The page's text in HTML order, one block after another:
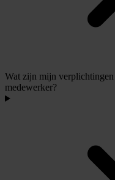
Wat zijn mijn
medewerker?